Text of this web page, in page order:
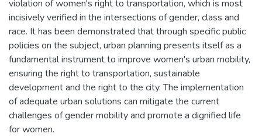
violation of women's right to transportation, which is most
incisively verified in the intersections of gender, class and
race. It has been demonstrated that through specific public
policies on the subject, urban planning presents itself as a
fundamental instrument to improve women's urban mobility,
ensuring the right to transportation, sustainable
development and the right to the city. The implementation
of adequate urban solutions can mitigate the current
challenges of gender mobility and promote a dignified life
for women.